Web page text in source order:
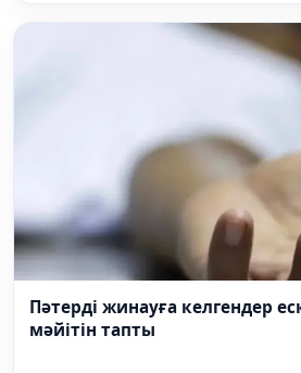
Пәтерді жинауға келгендер
мәйітін тапты